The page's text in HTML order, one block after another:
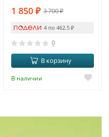
1 850 ₽ 3 700₽
4 по 462.5 ₽
0
В корзину
В наличии